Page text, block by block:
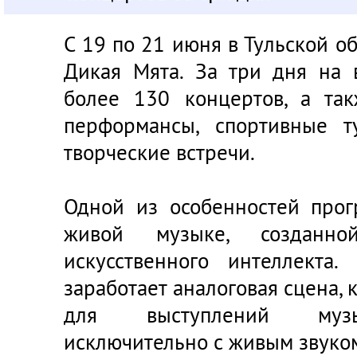
С 19 по 21 июня в Тульской
Дикая Мята. За три дня на
более 130 концертов, а
перформансы, спортивные
творческие встречи.
Одной из особенностей
живой музыке,
искусственного
заработает аналоговая
для выступлений
исключительно с живым